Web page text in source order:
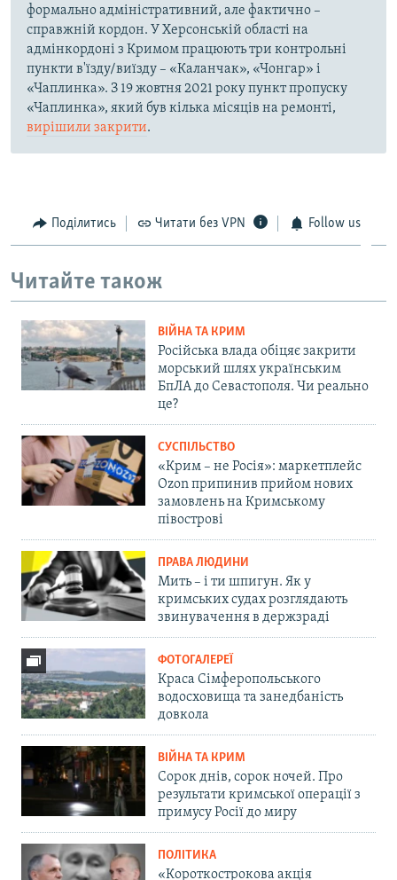
формально адміністративний, але фактично –
справжній кордон. У Херсонській області на
адмінкордоні з Кримом працюють три контрольні
пункти в'їзду/виїзду – «Каланчак», «Чонгар» і
«Чаплинка». З 19 жовтня 2021 року пункт пропуску
«Чаплинка», який був кілька місяців на ремонті,
вирішили закрити.
Поділитись Читати без VPN Follow us
Читайте також
ВІЙНА ТА КРИМ
Російська влада обіцяє закрити
морський шлях українським
БпЛА до Севастополя. Чи реально
це?
СУСПІЛЬСТВО
«Крим – не Росія»: маркетплейс
Ozon припинив прийом нових
замовлень на Кримському
півострові
ПРАВА ЛЮДИНИ
Мить – і ти шпигун. Як у
кримських судах розглядають
звинувачення в держзраді
ФОТОГАЛЕРЕЇ
Краса Сімферопольського
водосховища та занедбаність
довкола
ВІЙНА ТА КРИМ
Сорок днів, сорок ночей. Про
результати кримської операції з
примусу Росії до миру
ПОЛІТИКА
«Короткострокова акція